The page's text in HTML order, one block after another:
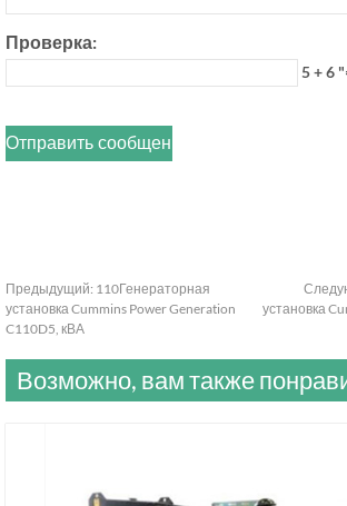
Проверка:
5 + 6
Предыдущий: 110Генераторная
установка Cummins Power Generation
C110D5, кВА
установка
Возможно, вам также